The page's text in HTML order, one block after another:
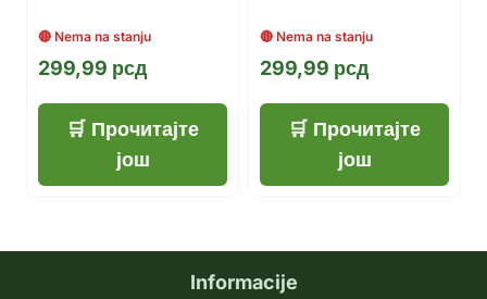
299,99 рсд
Прочитајте
још
299,99 рсд
Прочитајте
још
Informacije